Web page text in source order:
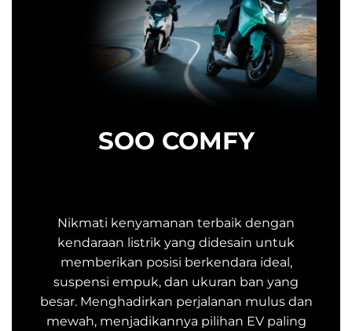
SOO COMFY
Nikmati kenyamanan terbaik dengan
kendaraan listrik yang didesain untuk
memberikan posisi berkendara ideal,
suspensi empuk, dan ukuran ban yang
besar. Menghadirkan perjalanan mulus dan
mewah, menjadikannya pilihan EV paling